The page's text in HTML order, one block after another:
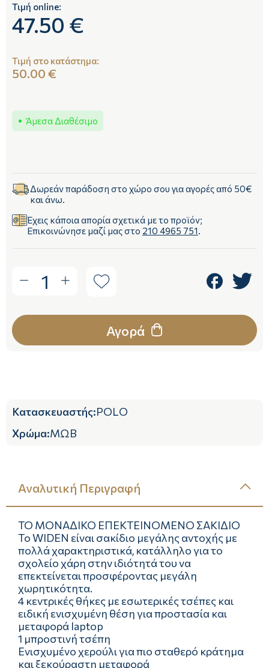
Τιμή online:
47.50 €
Τιμή στο κατάστημα:
50.00 €
Άμεσα Διαθέσιμο
Δωρεάν παράδοση στο χώρο σου για αγορές από 50€
και άνω.
Έχεις κάποια απορία σχετικά με το προϊόν;
Επικοινώνησε μαζί μας στο 210 4965 751.
1
Αγορά
Κατασκευαστής:POLO
Χρώμα:ΜΩΒ
Αναλυτική Περιγραφή
ΤΟ ΜΟΝΑΔΙΚΟ ΕΠΕΚΤΕΙΝΟΜΕΝΟ ΣΑΚΙΔΙΟ
Το WIDEN είναι σακίδιο μεγάλης αντοχής με
πολλά χαρακτηριστικά, κατάλληλο για το
σχολείο χάρη στην ιδιότητά του να
επεκτείνεται προσφέροντας μεγάλη
χωρητικότητα.
4 κεντρικές θήκες με εσωτερικές τσέπες και
ειδική ενισχυμένη θέση για προστασία και
μεταφορά laptop
1 μπροστινή τσέπη
Ενισχυμένο χερούλι για πιο σταθερό κράτηµα
και ξεκούραστη μεταφορά